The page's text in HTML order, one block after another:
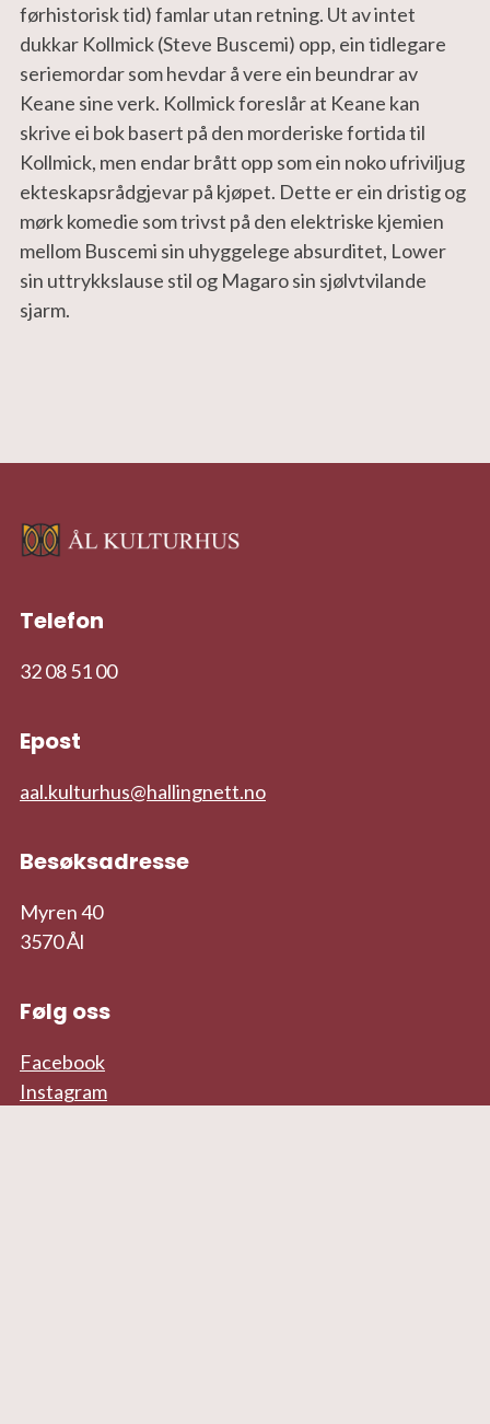
førhistorisk tid) famlar utan retning. Ut av intet
dukkar Kollmick (Steve Buscemi) opp, ein tidlegare
seriemordar som hevdar å vere ein beundrar av
Keane sine verk. Kollmick foreslår at Keane kan
skrive ei bok basert på den morderiske fortida til
Kollmick, men endar brått opp som ein noko ufriviljug
ekteskapsrådgjevar på kjøpet. Dette er ein dristig og
mørk komedie som trivst på den elektriske kjemien
mellom Buscemi sin uhyggelege absurditet, Lower
sin uttrykkslause stil og Magaro sin sjølvtvilande
sjarm.
Telefon
32 08 51 00
Epost
aal.kulturhus@hallingnett.no
Besøksadresse
Myren 40
3570 Ål
Følg oss
Facebook
Instagram